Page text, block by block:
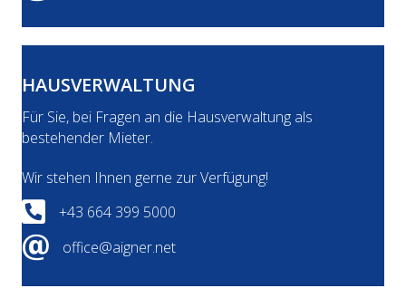
HAUSVERWALTUNG
Für Sie, bei Fragen an die Hausverwaltung als
bestehender Mieter.
Wir stehen Ihnen gerne zur Verfügung!
Telefonnummer für die Hausverwaltung +43664399500
+43 664 399 5000
Mailadresse der Hausverwaltung office@aigner.net
office@aigner.net